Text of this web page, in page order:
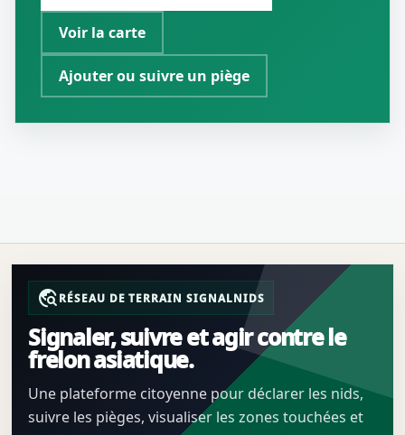
Voir la carte
Ajouter ou suivre un piège
travel_exploreRÉSEAU DE TERRAIN SIGNALNIDS
Signaler, suivre et agir contre le
frelon asiatique.
Une plateforme citoyenne pour déclarer les nids,
suivre les pièges, visualiser les zones touchées et